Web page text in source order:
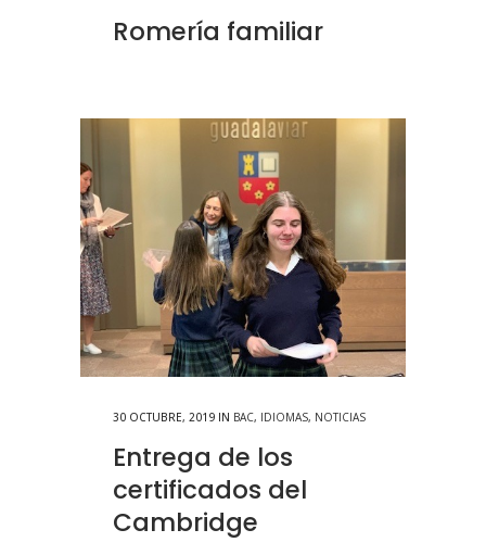
Romería familiar
30 OCTUBRE, 2019 IN BAC, IDIOMAS, NOTICIAS
Entrega de los
certificados del
Cambridge